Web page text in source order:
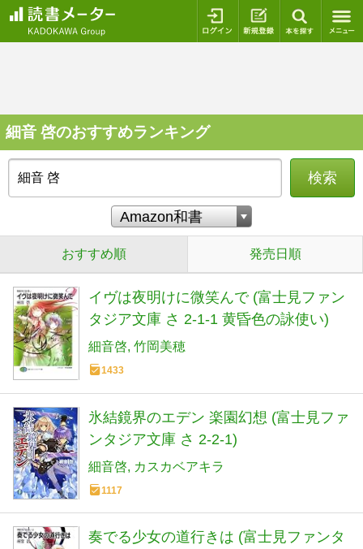
ログイン 新規登録
細音 啓のおすすめランキング
検索
おすすめ順 発売日順
イヴは夜明けに微笑んで (富士見ファン
タジア文庫 さ 2-1-1 黄昏色の詠使い)
細音啓 竹岡美穂
1433
氷結鏡界のエデン 楽園幻想 (富士見ファ
ンタジア文庫 さ 2-2-1)
細音啓 カスカベアキラ
1117
奏でる少女の道行きは (富士見ファンタ